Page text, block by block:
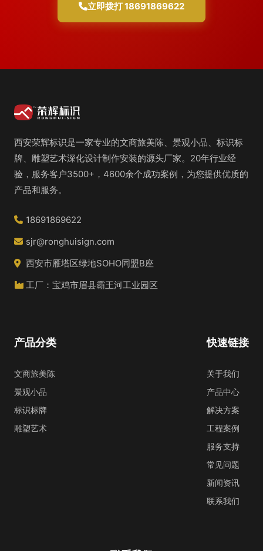
立即拨打 18691869622
西安荣辉标识是一家专业的文商旅美陈、景观小品、标识标
牌、雕塑艺术深化设计制作安装的源头厂家。20年行业经
验，服务客户3500+，4600余个成功案例，为您提供优质的
产品和服务。
18691869622
sjr@ronghuisign.com
西安市雁塔区绿地SOHO同盟B座
工厂：宝鸡市眉县霸王河工业园区
快速链接
关于我们
产品中心
解决方案
工程案例
服务支持
常见问题
新闻资讯
联系我们
产品分类
文商旅美陈
景观小品
标识标牌
雕塑艺术